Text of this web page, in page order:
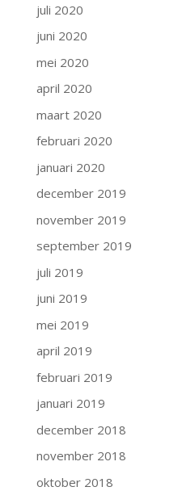
juli 2020
juni 2020
mei 2020
april 2020
maart 2020
februari 2020
januari 2020
december 2019
november 2019
september 2019
juli 2019
juni 2019
mei 2019
april 2019
februari 2019
januari 2019
december 2018
november 2018
oktober 2018